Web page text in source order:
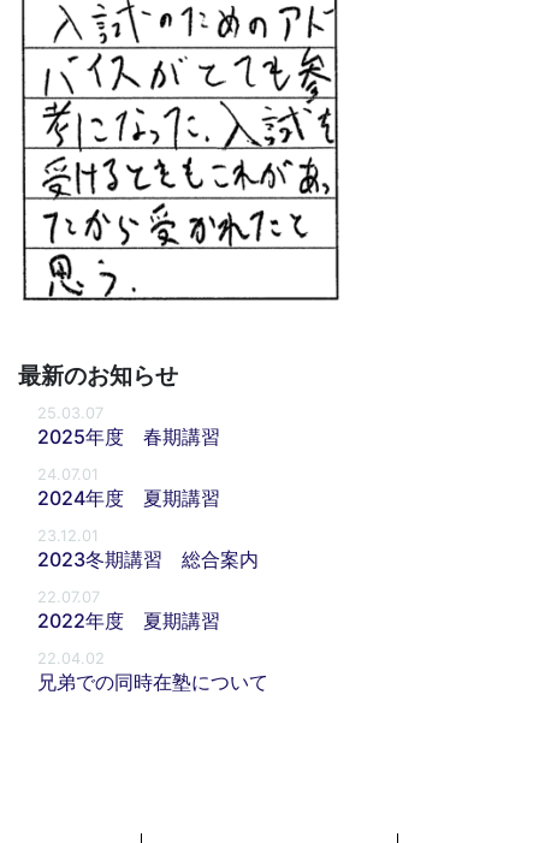
最新のお知らせ
25.03.07
2025年度 春期講習
24.07.01
2024年度 夏期講習
23.12.01
2023冬期講習 総合案内
22.07.07
2022年度 夏期講習
22.04.02
兄弟での同時在塾について